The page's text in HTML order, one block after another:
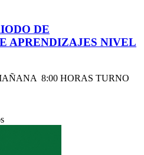
DE
APRENDIZAJES NIVEL
8:00 HORAS TURNO